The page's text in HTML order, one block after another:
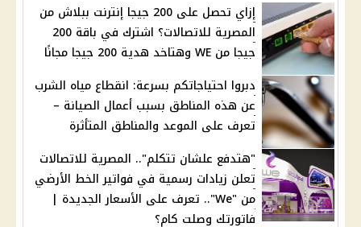
إزاي تحصل على 200 جيجا إنترنت ببلاش من
المصرية للاتصالات؟ اشترك في باقة 200
جيجا من WE وهتاخد هدية 200 جيجا مجانًا
دبروا احتياجاتكم بسرعة: انقطاع مياه الشرب
عن هذه المناطق بسبب أعمال الصيانة –
تعرف على الموعد والمناطق المتأثرة
"هتدفع علشان تتكلم".. المصرية للاتصالات
تعلن زيادات رسمية في فواتير الخط الأرضي
من "We".. تعرف على الأسعار الجديدة |
فاتورتك وصلت كام؟